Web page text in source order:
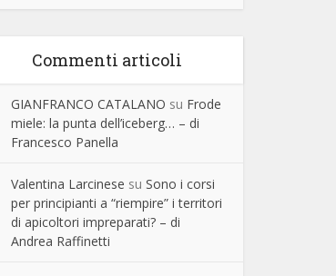
Commenti articoli
GIANFRANCO CATALANO su Frode
miele: la punta dell’iceberg… – di
Francesco Panella
Valentina Larcinese su Sono i corsi
per principianti a “riempire” i territori
di apicoltori impreparati? – di
Andrea Raffinetti